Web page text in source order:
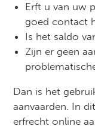
Erft u van uw
goed contact
Is het saldo
Zijn er geen
Dan is het
aanvaarden. In
erfrecht online